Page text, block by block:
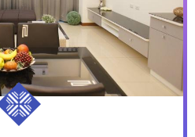
鎮周公館